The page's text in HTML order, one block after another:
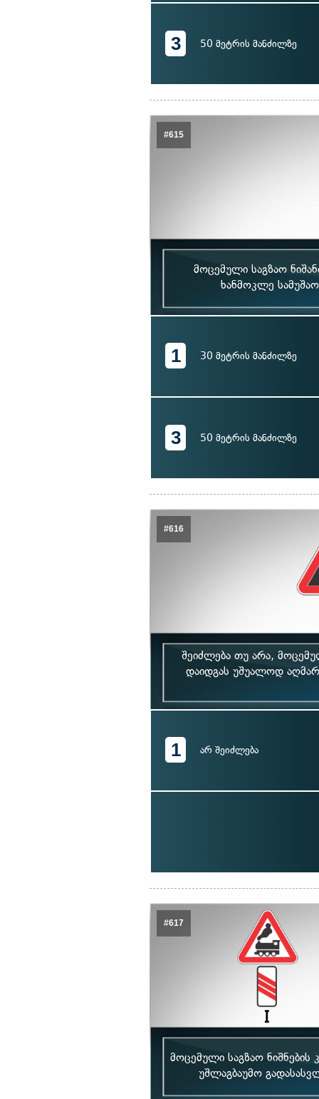
3 50 მეტრის მანძილზე
#615
მოცემული საგზაო
ხანმოკლე
1 30 მეტრის მანძილზე
3 50 მეტრის მანძილზე
#616
შეიძლება თუ არა,
დაიდგას უშუალოდ
1 არ შეიძლება
#617
მოცემული საგზაო ნიშნების
უშლაგბაუმო